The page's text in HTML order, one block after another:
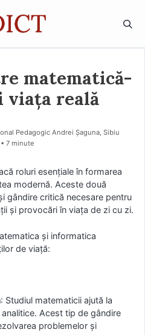
matematică-
viața reală
Pedagogic Andrei Șaguna, Sibiu
• 7 minute
roluri esențiale în formarea
modernă. Aceste două
gândire critică necesare pentru
și provocări în viața de zi cu zi.
și informatica
de viață:
: Studiul matematicii ajută la
Acest tip de gândire
problemelor și